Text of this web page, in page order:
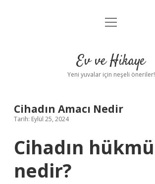
Anasayfa
Yasal Uyarı
menüyü
Ev ve Hikaye
Yeni yuvalar için neşeli öneriler!
Cihadın Amacı Nedir
Tarih: Eylül 25, 2024
Cihadın hükmü
nedir?